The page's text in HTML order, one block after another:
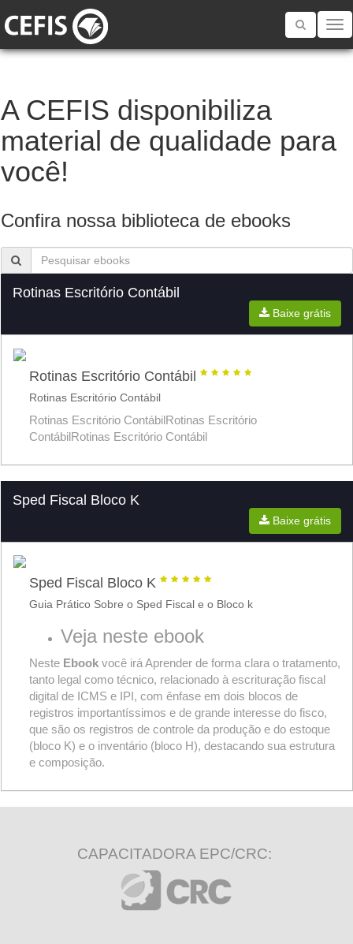
Toggle
A CEFIS disponibiliza
material de qualidade para
você!
Confira nossa biblioteca de ebooks
Rotinas Escritório Contábil
Baixe grátis
Rotinas Escritório Contábil
Rotinas Escritório Contábil
Rotinas Escritório ContábilRotinas Escritório
ContábilRotinas Escritório Contábil
Sped Fiscal Bloco K
Baixe grátis
Sped Fiscal Bloco K
Guia Prático Sobre o Sped Fiscal e o Bloco k
Veja neste ebook
Neste Ebookvocê irá Aprender de forma clara o tratamento,
tanto legal como técnico, relacionado à escrituração fiscal
digital de ICMS e IPI, com ênfase em dois blocos de
registros importantíssimos e de grande interesse do fisco,
que são os registros de controle da produção e do estoque
(bloco K) e o inventário (bloco H), destacando sua estrutura
e composição.
CAPACITADORA EPC/CRC: